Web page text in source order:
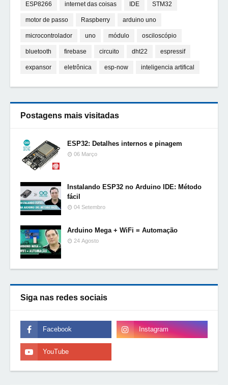
ESP8266 internet das coisas IDE STM32
motor de passo Raspberry arduino uno
microcontrolador uno módulo osciloscópio
bluetooth firebase circuito dht22 espressif
expansor eletrônica esp-now inteligencia artifical
Postagens mais visitadas
ESP32: Detalhes internos e pinagem
06 Março
Instalando ESP32 no Arduino IDE: Método
fácil
04 Setembro
Arduino Mega + WiFi = Automação
24 Agosto
Siga nas redes sociais